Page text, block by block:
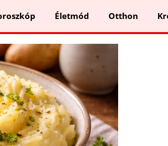
Életmód Otthon